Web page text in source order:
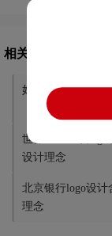
相关文章推荐
妇联logo设计含义
世界卫生组织logo
设计理念
北京银行logo设计
理念